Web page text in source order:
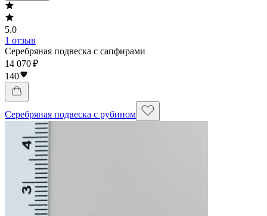
5.0
1 отзыв
Серебряная подвеска с сапфирами
14 070 ₽
140
Серебряная подвеска с рубином